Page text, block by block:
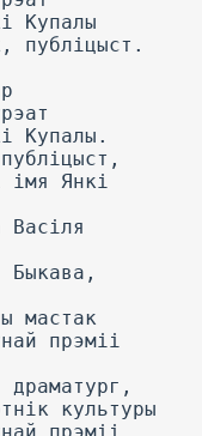
Купалы
публіцыст.
Купалы.
імя Янкі
Васіля
Быкава,
мастак
прэміі
культуры